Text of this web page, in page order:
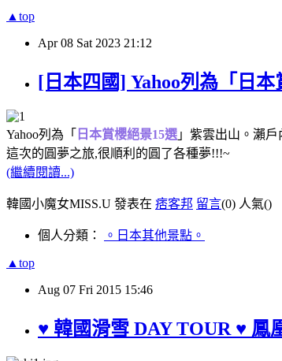
▲top
Apr 08 Sat 2023 21:12
[日本四國] Yahoo列為「日
Yahoo列為「 日本賞櫻絕景15選 」紫雲出山。瀨
這次的圓夢之旅,很順利的圓了各種夢!!!~
(繼續閱讀...)
韓國小魔女MISS.U 發表在 痞客邦 留言(0) 人氣()
個人分類： 。日本其他景點。
▲top
Aug 07 Fri 2015 15:46
♥ 韓國滑雪 DAY TOUR ♥ 鳳